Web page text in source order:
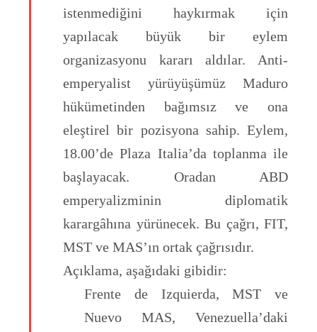
istenmediğini haykırmak için
yapılacak büyük bir eylem
organizasyonu kararı aldılar. Anti-
emperyalist yürüyüşümüz Maduro
hükümetinden bağımsız ve ona
eleştirel bir pozisyona sahip. Eylem,
18.00’de Plaza Italia’da toplanma ile
başlayacak. Oradan ABD
emperyalizminin diplomatik
karargâhına yürünecek. Bu çağrı, FIT,
MST ve MAS’ın ortak çağrısıdır.
Açıklama, aşağıdaki gibidir:
Frente de Izquierda, MST ve
Nuevo MAS, Venezuella’daki